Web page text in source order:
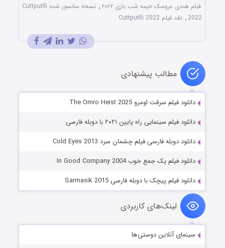
فیلم هندی عروسک خیمه شب بازی ۲۰۲۲
,
نسخه سانسور شده Cuttputlli
2022
, نقد فیلم Cuttputlli 2022
مطالب پیشنهادی
دانلود فیلم سرقت اومرو The Omro Heist 2025
دانلود فیلم سینمایی راه پایین ۲۰۲۱ با دوبله فارسی
دانلود دوبله فارسی فیلم چشمان سرد Cold Eyes 2013
دانلود فیلم یک جمع خوب In Good Company 2004
دانلود فیلم پیچک با دوبله فارسی Sarmasik 2015
لینک‌های کاربردی
سینمای آنلاین دوستی‌ها